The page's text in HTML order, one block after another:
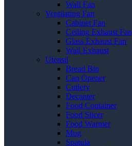
Wall Fan
Ventilating Fan
Cabinet Fan
Ceiling Exhaust Fan
Glass Exhaust Fan
Wall Exhaust
Utensil
Bread Bin
Can Opener
Cutlery
Decanter
Food Container
Food Slicer
Food Warmer
Mug
Spatula